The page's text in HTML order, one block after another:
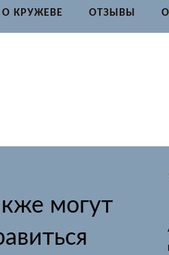
О КРУЖЕВЕ ОТЗЫВЫ
могут